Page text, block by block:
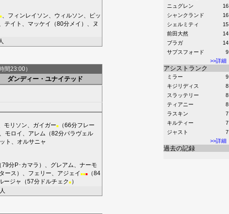
>>詳細
ニュグレン
16
シャンクランド
16
シェルミティ
15
前田大然
14
ブラガ
14
サプスフォード
9
アシストランク
>>詳細
ミラー
9
キジリディス
8
スラッテリー
8
ティアニー
8
ラスキン
7
キルティー
7
ジャスト
7
過去の記録
■ フィンレイソン ウィルソン
ピッ
テイト マッケイ （80分 メイ ）、
ヌ
間23:00）
ダンディー・ユナイテッド
モリソン ガイガー■ （66分フレー
モロイ アレム （82分パラヴェル
ト オルサニャ
（79分P･カマラ ）、 グレアム
ナーモ
ース ）、 フェリー アジェイ ■■■
（84
ージャ （57分 ドルチェク ■ ）
人